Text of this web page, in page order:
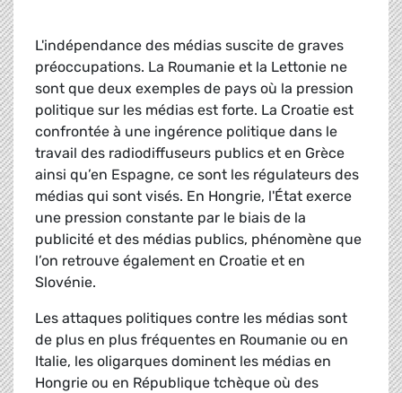
L'indépendance des médias suscite de graves
préoccupations. La Roumanie et la Lettonie ne
sont que deux exemples de pays où la pression
politique sur les médias est forte. La Croatie est
confrontée à une ingérence politique dans le
travail des radiodiffuseurs publics et en Grèce
ainsi qu’en Espagne, ce sont les régulateurs des
médias qui sont visés. En Hongrie, l'État exerce
une pression constante par le biais de la
publicité et des médias publics, phénomène que
l’on retrouve également en Croatie et en
Slovénie.
Les attaques politiques contre les médias sont
de plus en plus fréquentes en Roumanie ou en
Italie, les oligarques dominent les médias en
Hongrie ou en République tchèque où des